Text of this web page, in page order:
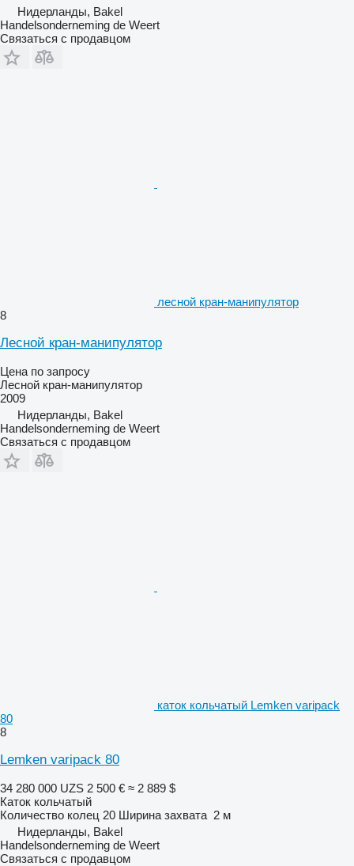
Нидерланды, Bakel
Handelsonderneming de Weert
Связаться с продавцом
лесной кран-манипулятор
8
Лесной кран-манипулятор
Цена по запросу
Лесной кран-манипулятор
2009
Нидерланды, Bakel
Handelsonderneming de Weert
Связаться с продавцом
каток кольчатый Lemken varipack
80
8
Lemken varipack 80
34 280 000 UZS 2 500 € ≈ 2 889 $
Каток кольчатый
Количество колец 20 Ширина захвата 2 м
Нидерланды, Bakel
Handelsonderneming de Weert
Связаться с продавцом